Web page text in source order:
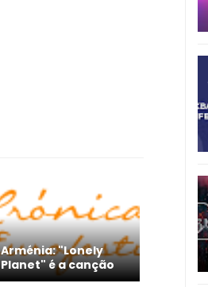
Arménia: "Lonely
Planet" é a canção